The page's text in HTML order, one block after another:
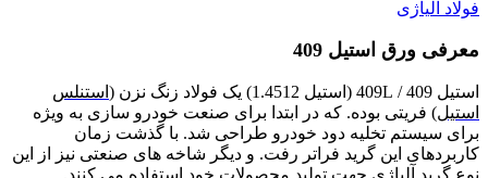
معرفی ورق استیل 409
استیل 409 / 409L (استیل 1.4512) یک فولاد زنگ نزن (
استنلس
استیل) فریتی بوده. که در ابتدا برای صنعت خودرو سازی به ویژه
برای سیستم تخلیه دود خودرو طراحی شد. با گذشت زمان
کاربردهای این گرید فراتر رفت. و دیگر شاخه های صنعتی نیز از این
نوع گرید آلیاژی جهت تولید محصولات خود استفاده می کنند.